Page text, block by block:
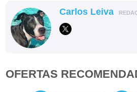
Carlos Leiva
OFERTAS